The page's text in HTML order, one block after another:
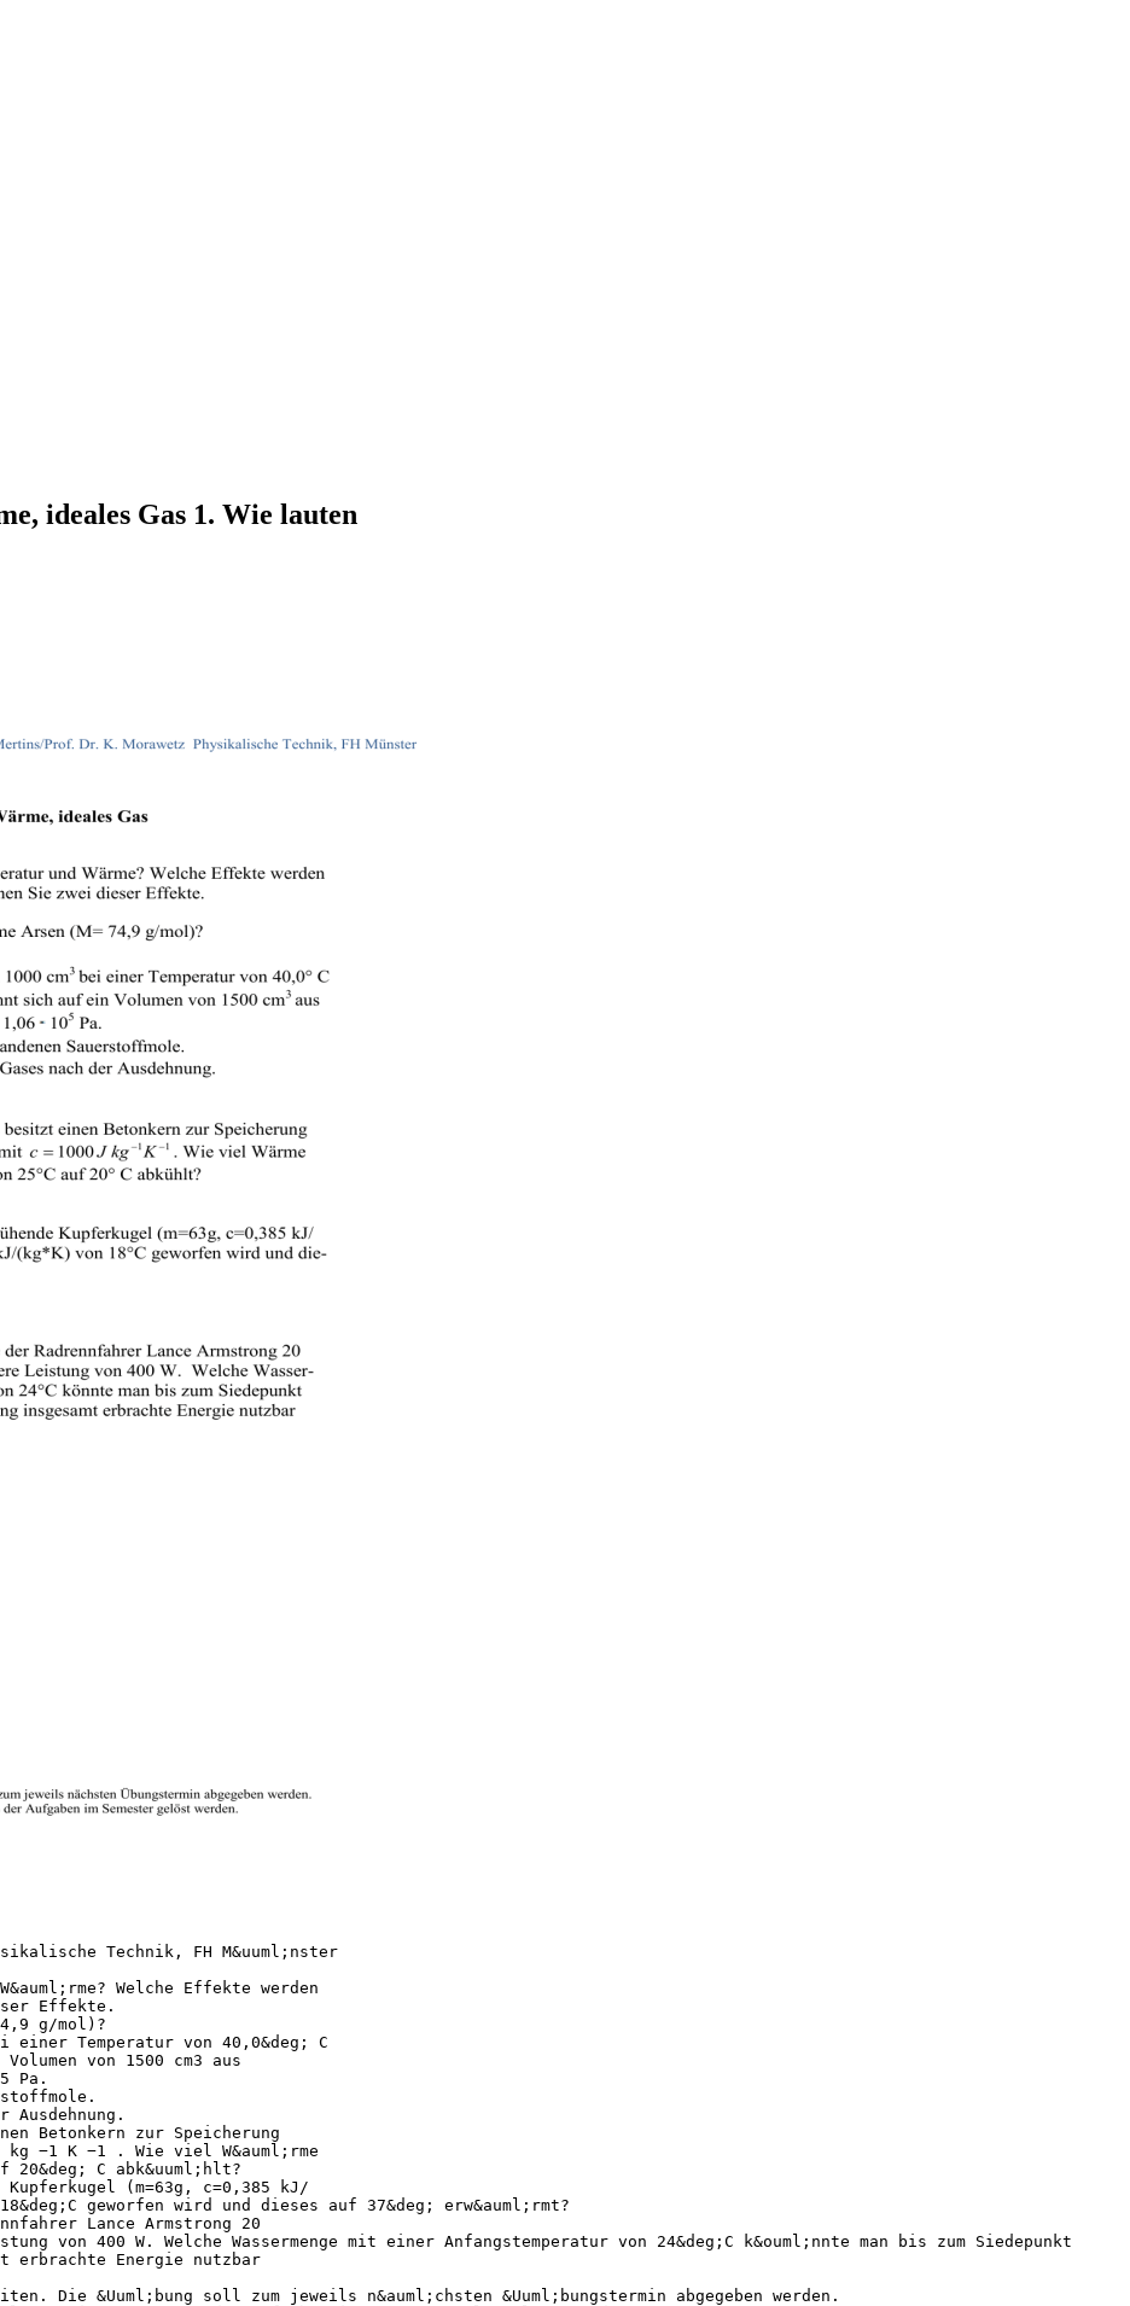
ideales Gas 1. Wie lauten
Technik, FH M&uuml;nster
Welche Effekte werden
Effekte.
g/mol)?
einer Temperatur von 40,0&deg; C
von 1500 cm3 aus
Pa.
Ausdehnung.
Betonkern zur Speicherung
−1 K −1 . Wie viel W&auml;rme
20&deg; C abk&uuml;hlt?
(m=63g, c=0,385 kJ/
geworfen wird und dieses auf 37&deg; erw&auml;rmt?
Lance Armstrong 20
von 400 W. Welche Wassermenge mit einer Anfangstemperatur von 24&deg;C k&ouml;nnte man bis zum Siedepunkt
erbrachte Energie nutzbar
Die &Uuml;bung soll zum jeweils n&auml;chsten &Uuml;bungstermin abgegeben werden.